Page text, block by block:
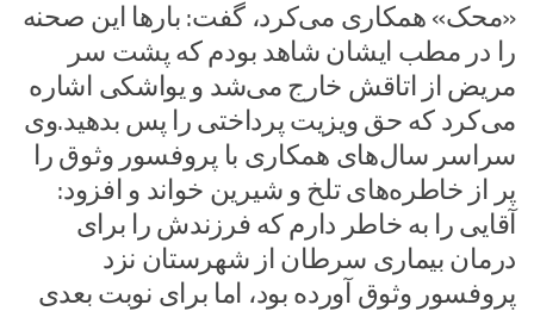
«محک» همکاری می‌کرد، گفت: بارها این صحنه
را در مطب ایشان شاهد بودم که پشت سر
مریض از اتاقش خارج می‌شد و یواشکی اشاره
می‌کرد که حق ویزیت پرداختی را پس بدهید.وی
سراسر سال‌های همکاری با پروفسور وثوق را
پر از خاطره‌های تلخ و شیرین خواند و افزود:
آقایی را به خاطر دارم که فرزندش را برای
درمان بیماری سرطان از شهرستان نزد
پروفسور وثوق آورده بود، اما برای نوبت بعدی